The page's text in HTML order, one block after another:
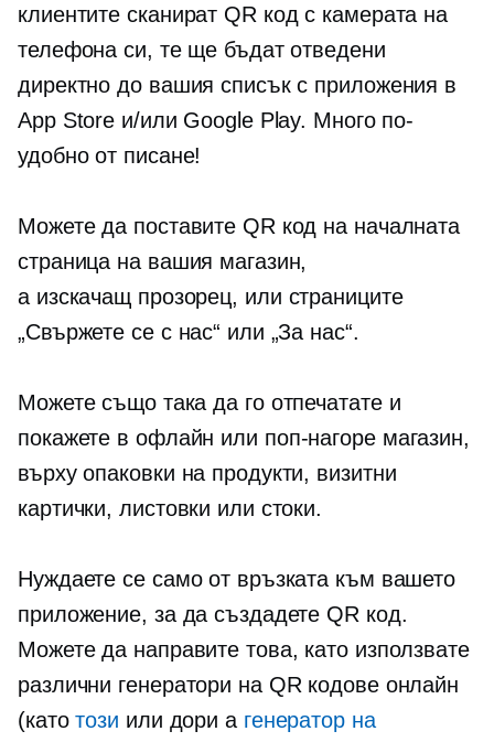
клиентите сканират QR код с камерата на
телефона си, те ще бъдат отведени
директно до вашия списък с приложения в
App Store и/или Google Play. Много по-
удобно от писане!
Можете да поставите QR код на началната
страница на вашия магазин,
a изскачащ прозорец, или страниците
„Свържете се с нас“ или „За нас“.
Можете също така да го отпечатате и
покажете в офлайн или поп-нагоремагазин,
върху опаковки на продукти, визитни
картички, листовки или стоки.
Нуждаете се само от връзката към вашето
приложение, за да създадете QR код.
Можете да направите това, като използвате
различни генератори на QR кодове онлайн
(катотози или дори a генератор на